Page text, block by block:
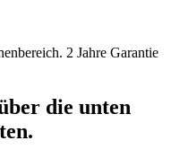
2 Jahre Garantie
die unten